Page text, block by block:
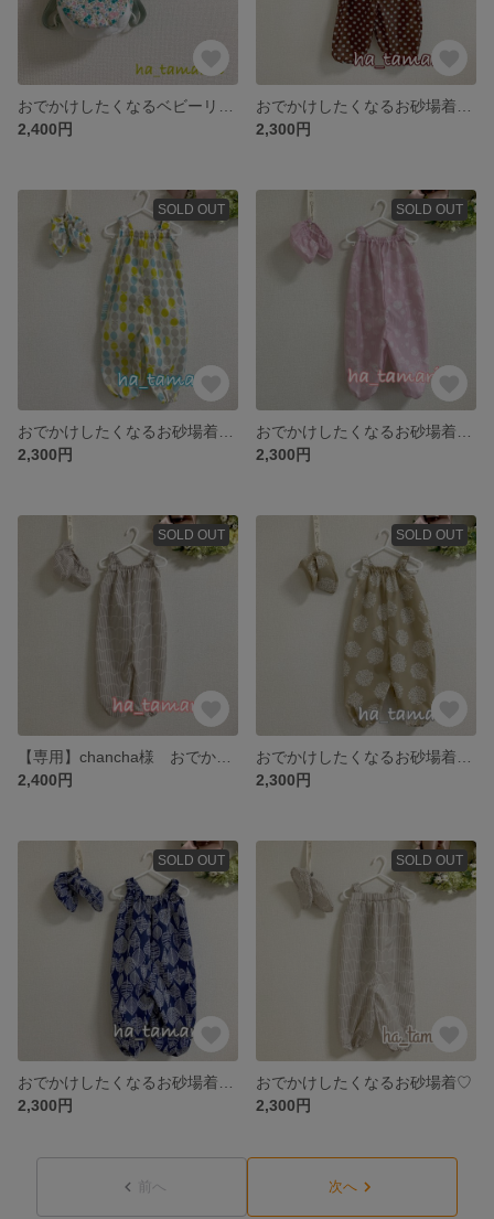
2,400円
2,300円
SOLD OUT
2,300円
SOLD OUT
2,300円
SOLD OUT
2,400円
SOLD OUT
2,300円
SOLD OUT
2,300円
SOLD OUT
おでかけしたくなるお砂場着♡
2,300円
前へ 次へ